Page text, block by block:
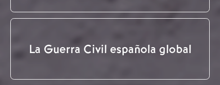
La Guerra Civil española global